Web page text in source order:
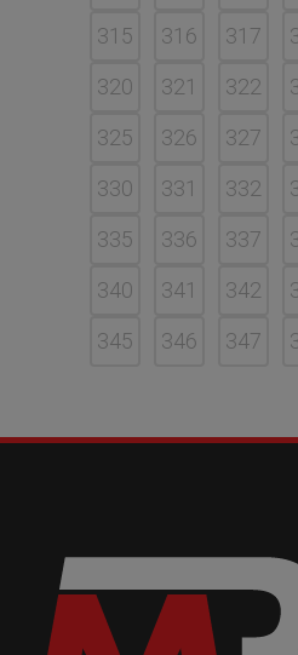
315
316 317
320
321 322
325
326 327
330
331 332
335
336 337
340
341 342
345
346 347